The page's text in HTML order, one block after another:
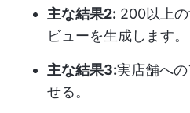
主な結果2: 200以上
ビューを生成します。
主な結果3:実店舗へ
せる。